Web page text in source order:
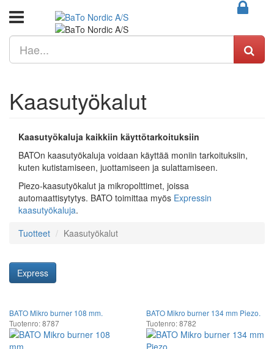
Kaasutyökalut
Kaasutyökaluja kaikkiin käyttötarkoituksiin
BATOn kaasutyökaluja voidaan käyttää moniin tarkoituksiin,
kuten kutistamiseen, juottamiseen ja sulattamiseen.
Piezo-kaasutyökalut ja mikropolttimet, joissa
automaattisytytys. BATO toimittaa myös Expressin
kaasutyökaluja.
Tuotteet
Kaasutyökalut
Express
BATO Mikro burner 108 mm.
Tuotenro: 8787
BATO Mikro burner 134 mm Piezo.
Tuotenro: 8782